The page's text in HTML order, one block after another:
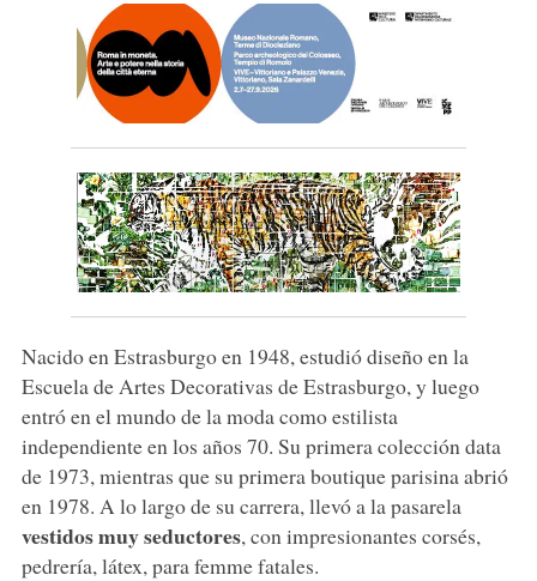
Nacido en Estrasburgo en 1948, estudió diseño en la
Escuela de Artes Decorativas de Estrasburgo, y luego
entró en el mundo de la moda como estilista
independiente en los años 70. Su primera colección data
de 1973, mientras que su primera boutique parisina abrió
en 1978. A lo largo de su carrera, llevó a la pasarela
vestidos muy seductores, con impresionantes corsés,
pedrería, látex, para femme fatales.